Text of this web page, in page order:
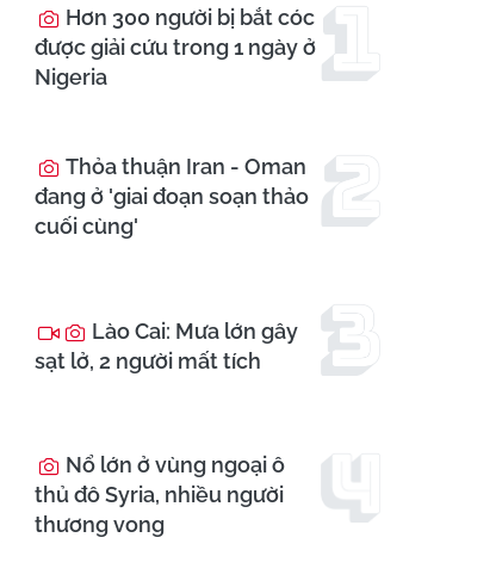
Hơn 300 người bị bắt cóc
được giải cứu trong 1 ngày ở
Nigeria
Thỏa thuận Iran - Oman
đang ở 'giai đoạn soạn thảo
cuối cùng'
Lào Cai: Mưa lớn gây
sạt lở, 2 người mất tích
Nổ lớn ở vùng ngoại ô
thủ đô Syria, nhiều người
thương vong